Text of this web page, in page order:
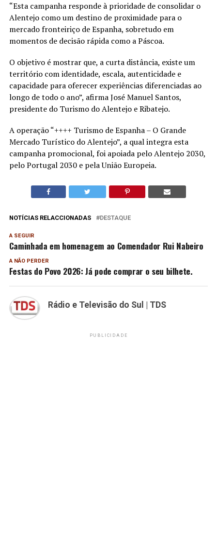
“Esta campanha responde à prioridade de consolidar o
Alentejo como um destino de proximidade para o
mercado fronteiriço de Espanha, sobretudo em
momentos de decisão rápida como a Páscoa.
O objetivo é mostrar que, a curta distância, existe um
território com identidade, escala, autenticidade e
capacidade para oferecer experiências diferenciadas ao
longo de todo o ano”, afirma José Manuel Santos,
presidente do Turismo do Alentejo e Ribatejo.
A operação “++++ Turismo de Espanha – O Grande
Mercado Turístico do Alentejo”, a qual integra esta
campanha promocional, foi apoiada pelo Alentejo 2030,
pelo Portugal 2030 e pela União Europeia.
NOTÍCIAS RELACCIONADAS DESTAQUE
A SEGUIR
Caminhada em homenagem ao Comendador Rui Nabeiro
A NÃO PERDER
Festas do Povo 2026: Já pode comprar o seu bilhete.
Rádio e Televisão do Sul | TDS
PUBLICIDADE